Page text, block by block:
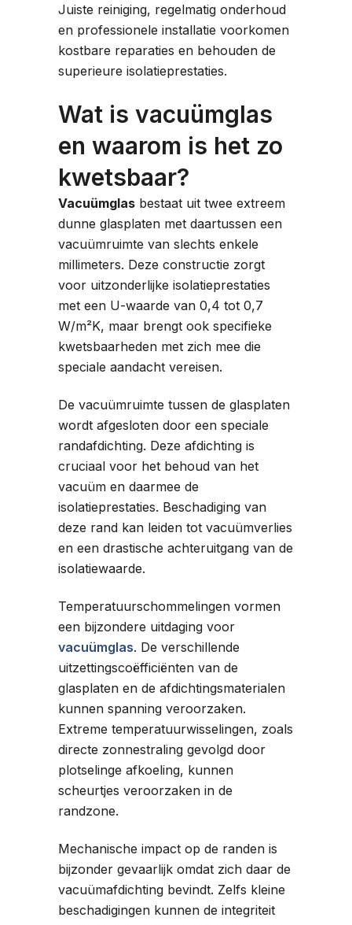
Juiste reiniging, regelmatig onderhoud
en professionele installatie voorkomen
kostbare reparaties en behouden de
superieure isolatieprestaties.
Wat is vacuümglas
en waarom is het zo
kwetsbaar?
Vacuümglas bestaat uit twee extreem
dunne glasplaten met daartussen een
vacuümruimte van slechts enkele
millimeters. Deze constructie zorgt
voor uitzonderlijke isolatieprestaties
met een U-waarde van 0,4 tot 0,7
W/m²K, maar brengt ook specifieke
kwetsbaarheden met zich mee die
speciale aandacht vereisen.
De vacuümruimte tussen de glasplaten
wordt afgesloten door een speciale
randafdichting. Deze afdichting is
cruciaal voor het behoud van het
vacuüm en daarmee de
isolatieprestaties. Beschadiging van
deze rand kan leiden tot vacuümverlies
en een drastische achteruitgang van de
isolatiewaarde.
Temperatuurschommelingen vormen
een bijzondere uitdaging voor
vacuümglas. De verschillende
uitzettingscoëfficiënten van de
glasplaten en de afdichtingsmaterialen
kunnen spanning veroorzaken.
Extreme temperatuurwisselingen, zoals
directe zonnestraling gevolgd door
plotselinge afkoeling, kunnen
scheurtjes veroorzaken in de
randzone.
Mechanische impact op de randen is
bijzonder gevaarlijk omdat zich daar de
vacuümafdichting bevindt. Zelfs kleine
beschadigingen kunnen de integriteit